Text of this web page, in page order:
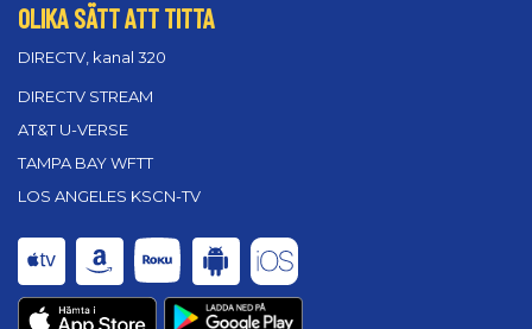
OLIKA SÄTT ATT TITTA
DIRECTV, kanal 320
DIRECTV STREAM
AT&T U-VERSE
TAMPA BAY WFTT
LOS ANGELES KSCN-TV